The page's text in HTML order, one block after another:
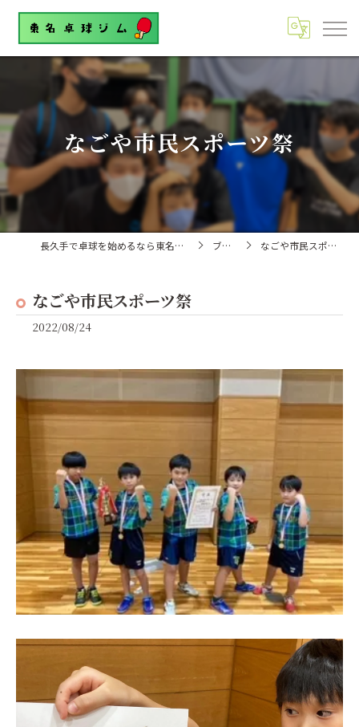
なごや市民スポーツ祭
長久手で卓球を始めるなら東名卓球ジム ブログ なごや市民スポーツ祭
なごや市民スポーツ祭
2022/08/24